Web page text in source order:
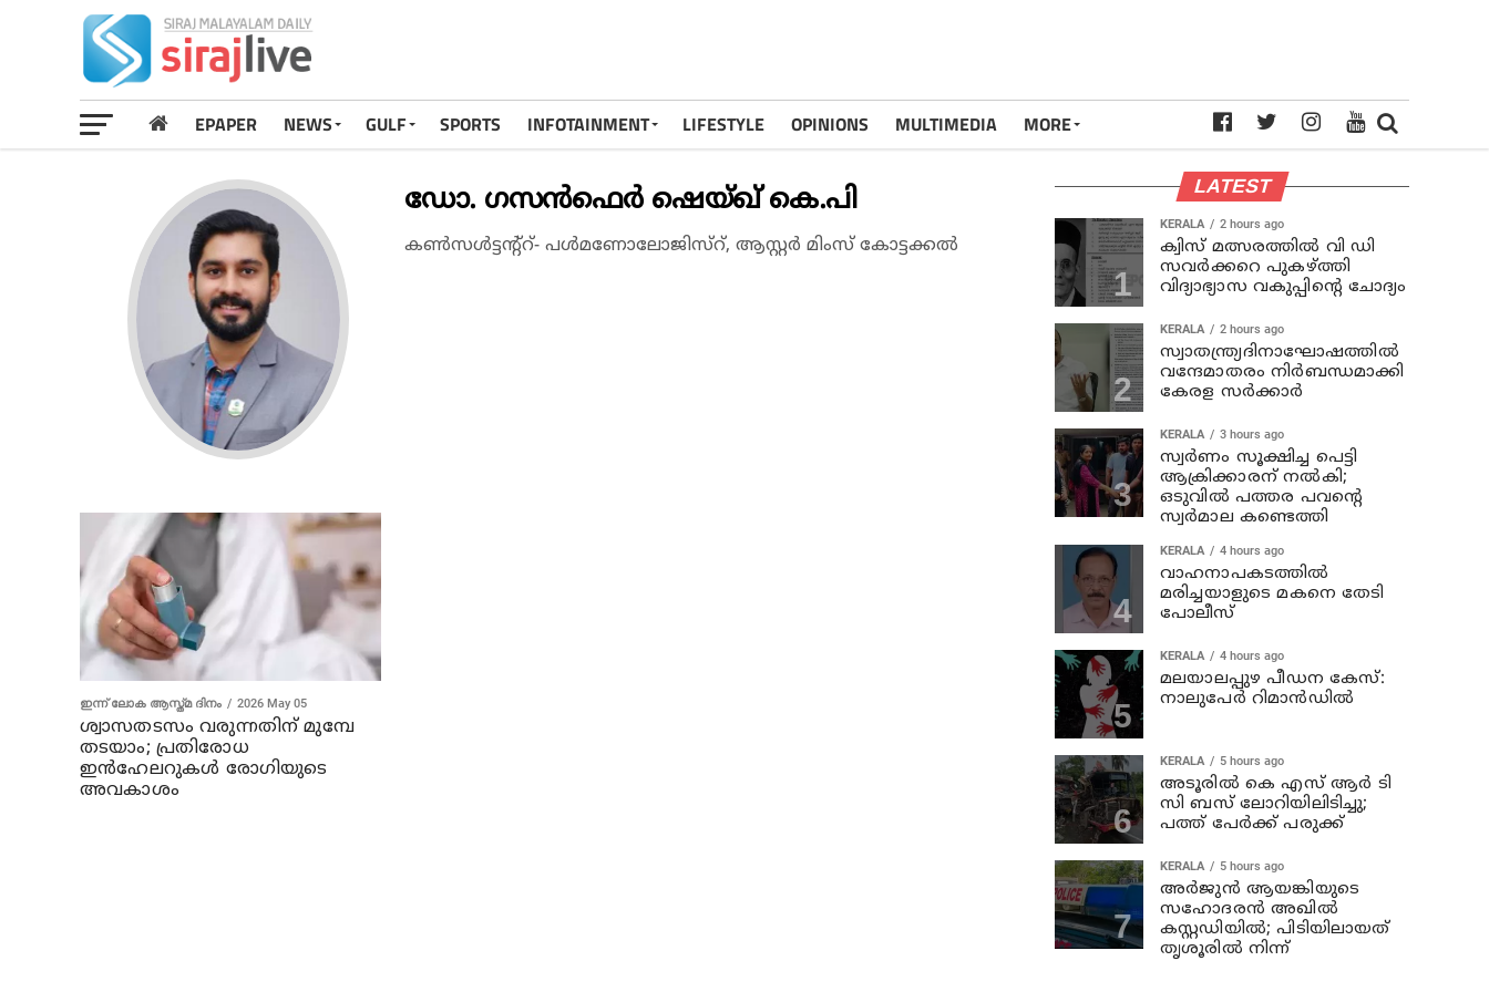
EPAPER NEWS GULF SPORTS INFOTAINMENT LIFESTYLE OPINIONS MULTIMEDIA MORE
ഡോ. ഗസൻഫെർ ഷെയ്ഖ് കെ.പി
കൺസൾട്ടന്റ്റ്- പൾമണോലോജിസ്റ്, ആസ്റ്റർ മിംസ് കോട്ടക്കൽ
ഇന്ന് ലോക ആസ്ത്മ ദിനം 2026 May 05
ശ്വാസതടസം വരുന്നതിന് മുമ്പേ
തടയാം; പ്രതിരോധ
ഇൻഹേലറുകൾ രോഗിയുടെ
അവകാശം
LATEST
KERALA 2 hours ago
ക്വിസ് മത്സരത്തില്‍ വി ഡി
സവര്‍ക്കറെ പുകഴ്ത്തി
വിദ്യാഭ്യാസ വകുപ്പിന്റെ ചോദ്യം
KERALA 2 hours ago
സ്വാതന്ത്ര്യദിനാഘോഷത്തില്‍
വന്ദേമാതരം നിര്‍ബന്ധമാക്കി
കേരള സര്‍ക്കാര്‍
KERALA 3 hours ago
സ്വര്‍ണം സൂക്ഷിച്ച പെട്ടി
ആക്രിക്കാരന് നല്‍കി;
ഒടുവില്‍ പത്തര പവന്റെ
സ്വര്‍മാല കണ്ടെത്തി
KERALA 4 hours ago
വാഹനാപകടത്തില്‍
മരിച്ചയാളുടെ മകനെ തേടി
പോലീസ്
KERALA 4 hours ago
മലയാലപ്പുഴ പീഡന കേസ്:
നാലുപേര്‍ റിമാന്‍ഡില്‍
KERALA 5 hours ago
അടൂരില്‍ കെ എസ് ആര്‍ ടി
സി ബസ് ലോറിയിലിടിച്ചു;
പത്ത് പേര്‍ക്ക് പരുക്ക്
KERALA 5 hours ago
അര്‍ജുന്‍ ആയങ്കിയുടെ
സഹോദരന്‍ അഖില്‍
കസ്റ്റഡിയില്‍; പിടിയിലായത്
തൃശൂരില്‍ നിന്ന്